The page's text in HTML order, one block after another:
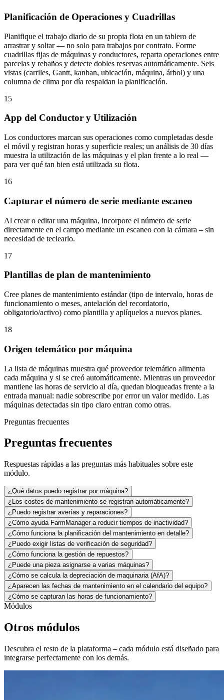
Planificación de Operaciones y Cuadrillas
Planifique el trabajo diario de su propia flota en un tablero de
arrastrar y soltar — no solo para trabajos por contrato. Forme
cuadrillas fijas de máquinas y conductores, reparta operaciones entre
parcelas y rebaños y detecte dobles reservas automáticamente. Seis
vistas (carriles, Gantt, kanban, ubicación, máquina, árbol) y una
columna de clima por día respaldan la planificación.
15
App del Conductor y Utilización
Los conductores marcan sus operaciones como completadas desde
el móvil y registran horas y superficie reales; un análisis de 30 días
muestra la utilización de las máquinas y el plan frente a lo real —
para ver qué tan bien está utilizada su flota.
16
Capturar el número de serie mediante escaneo
Al crear o editar una máquina, incorpore el número de serie
directamente en el campo mediante un escaneo con la cámara – sin
necesidad de teclearlo.
17
Plantillas de plan de mantenimiento
Cree planes de mantenimiento estándar (tipo de intervalo, horas de
funcionamiento o meses, antelación del recordatorio,
obligatorio/activo) como plantilla y aplíquelos a nuevos planes.
18
Origen telemático por máquina
La lista de máquinas muestra qué proveedor telemático alimenta
cada máquina y si se creó automáticamente. Mientras un proveedor
mantiene las horas de servicio al día, quedan bloqueadas frente a la
entrada manual: nadie sobrescribe por error un valor medido. Las
máquinas detectadas sin tipo claro entran como otras.
Preguntas frecuentes
Preguntas frecuentes
Respuestas rápidas a las preguntas más habituales sobre este
módulo.
¿Qué datos puedo registrar por máquina?
¿Los costes de mantenimiento se registran automáticamente?
¿Puedo registrar averías y reparaciones?
¿Cómo ayuda FarmManager a reducir tiempos de inactividad?
¿Cómo funciona la planificación del mantenimiento en detalle?
¿Puedo exigir listas de verificación de seguridad?
¿Cómo funciona la gestión de repuestos?
¿Puede una pieza asignarse a varias máquinas?
¿Cómo se calcula la depreciación de maquinaria (AfA)?
¿Aparecen las fechas de mantenimiento en el calendario del equipo?
¿Cómo se capturan las horas de funcionamiento?
Módulos
Otros módulos
Descubra el resto de la plataforma – cada módulo está diseñado para
integrarse perfectamente con los demás.